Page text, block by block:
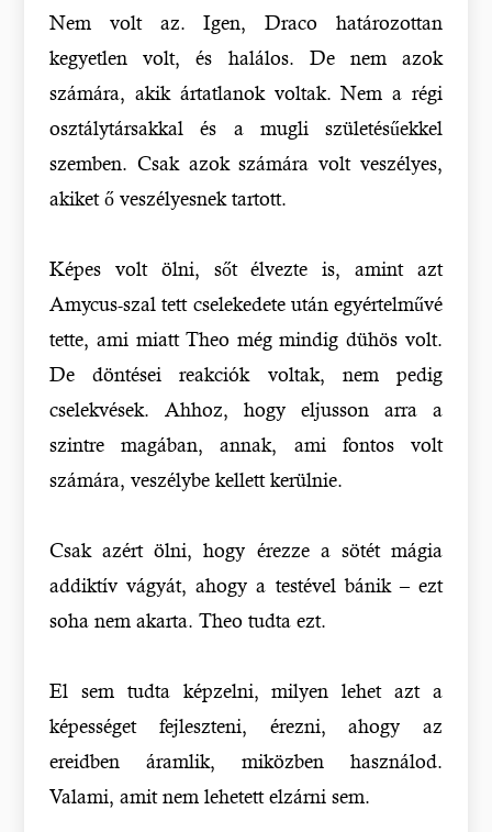
Nem volt az. Igen, Draco határozottan
kegyetlen volt, és halálos. De nem azok
számára, akik ártatlanok voltak. Nem a régi
osztálytársakkal és a mugli születésűekkel
szemben. Csak azok számára volt veszélyes,
akiket ő veszélyesnek tartott.
Képes volt ölni, sőt élvezte is, amint azt
Amycus-szal tett cselekedete után egyértelművé
tette, ami miatt Theo még mindig dühös volt.
De döntései reakciók voltak, nem pedig
cselekvések. Ahhoz, hogy eljusson arra a
szintre magában, annak, ami fontos volt
számára, veszélybe kellett kerülnie.
Csak azért ölni, hogy érezze a sötét mágia
addiktív vágyát, ahogy a testével bánik – ezt
soha nem akarta. Theo tudta ezt.
El sem tudta képzelni, milyen lehet azt a
képességet fejleszteni, érezni, ahogy az
ereidben áramlik, miközben használod.
Valami, amit nem lehetett elzárni sem.